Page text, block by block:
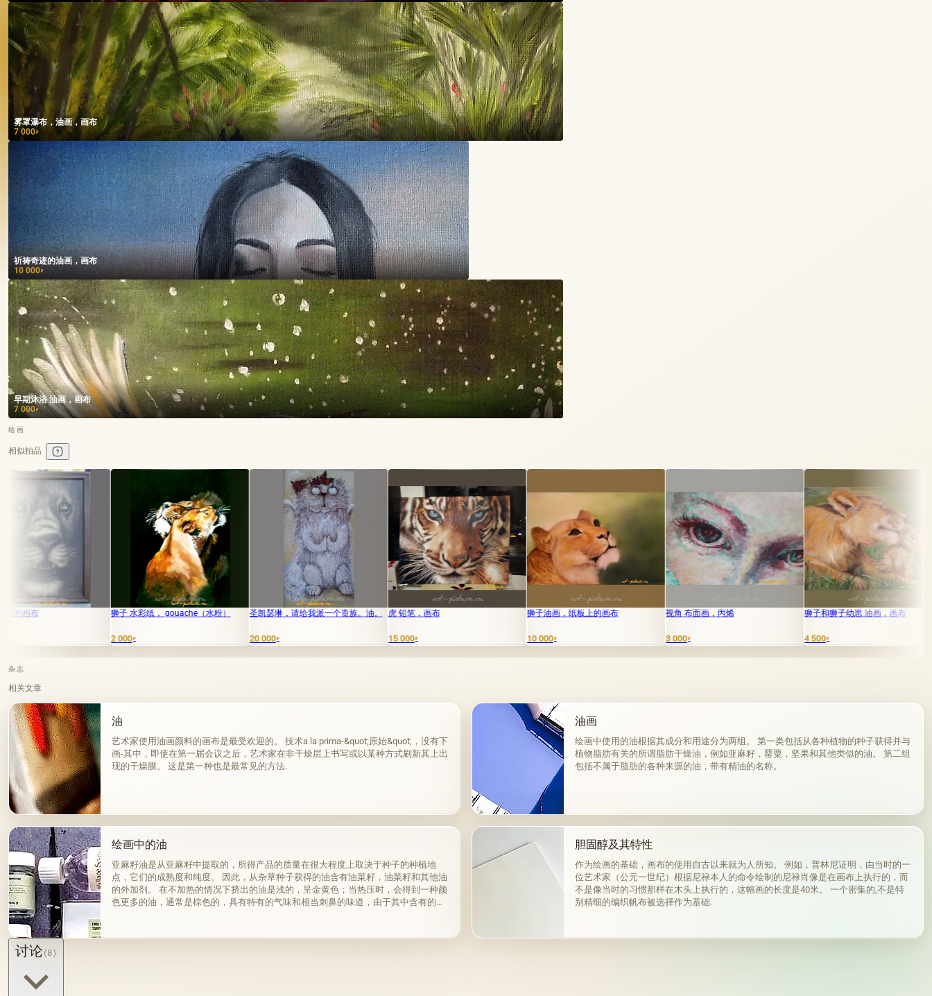
雾罩瀑布，油画，画布
7 000₽
祈祷奇迹的油画，画布
10 000₽
早期沐浴 油画，画布
7 000₽
绘画
相似拍品
狮子 水彩纸， gouache（水粉） 圣凯瑟琳，请给我派一个贵族。油。 虎 铅笔，画布 狮子油画，纸板上的画布 视角 布面画，丙烯 狮子和狮子幼崽 油画，画布 狮子 丙烯，画布
杂志
相关文章
油
艺术家使用油画颜料的画布是最受欢迎的。 技术a la prima-&quot;原始&quot;，没有下
画-其中，即使在第一届会议之后，艺术家在非干燥层上书写或以某种方式刷新其上出
现的干燥膜。 这是第一种也是最常见的方法.
油画
绘画中使用的油根据其成分和用途分为两组。 第一类包括从各种植物的种子获得并与
植物脂肪有关的所谓脂肪干燥油，例如亚麻籽，罂粟，坚果和其他类似的油。 第二组
包括不属于脂肪的各种来源的油，带有精油的名称。
绘画中的油
亚麻籽油是从亚麻籽中提取的，所得产品的质量在很大程度上取决于种子的种植地
点，它们的成熟度和纯度。 因此，从杂草种子获得的油含有油菜籽，油菜籽和其他油
的外加剂。 在不加热的情况下挤出的油是浅的，呈金黄色；当热压时，会得到一种颜
色更多的油，通常是棕色的，具有特有的气味和相当刺鼻的味道，由于其中含有的外
胆固醇及其特性
作为绘画的基础，画布的使用自古以来就为人所知。 例如，普林尼证明，由当时的一
位艺术家（公元一世纪）根据尼禄本人的命令绘制的尼禄肖像是在画布上执行的，而
不是像当时的习惯那样在木头上执行的，这幅画的长度是40米。 一个密集的,不是特
别精细的编织帆布被选择作为基础.
讨论(8)